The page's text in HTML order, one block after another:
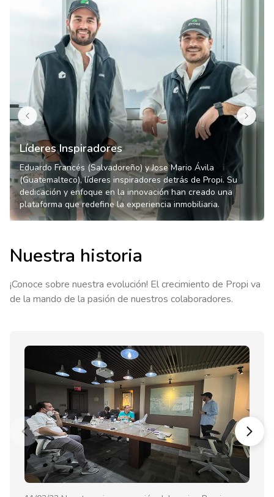
Líderes Inspiradores
Eduardo Francés (Salvadoreño) y Jose Mario Ávila
(Guatemalteco), líderes inspiradores detrás de Propi. Su
dedicación y enfoque en la innovación han creado una
plataforma que redefine la experiencia inmobiliaria.
Nuestra historia
¡Conoce sobre nuestra evolución! El crecimiento de Propi va
de la mando de la pasión de nuestros colaboradores.